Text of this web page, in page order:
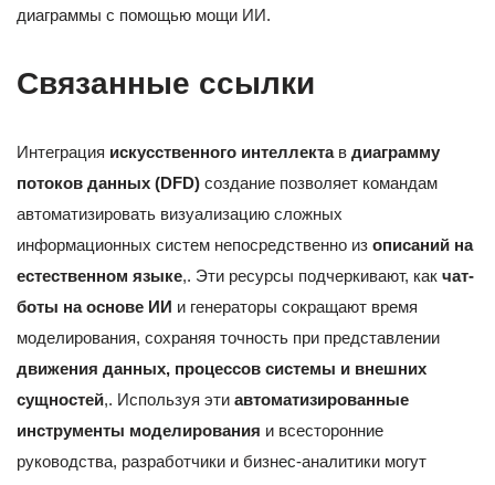
диаграммы с помощью мощи ИИ.
Связанные ссылки
Интеграция искусственного интеллектав диаграмму
потоков данных (DFD) создание позволяет командам
автоматизировать визуализацию сложных
информационных систем непосредственно из описаний на
естественном языке,. Эти ресурсы подчеркивают, как чат-
боты на основе ИИ и генераторы сокращают время
моделирования, сохраняя точность при представлении
движения данных, процессов системы и внешних
сущностей,. Используя эти автоматизированные
инструменты моделирования и всесторонние
руководства, разработчики и бизнес-аналитики могут